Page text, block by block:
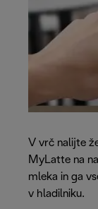
V vrč nalijte
MyLatte na
mleka in ga
v hladilniku.